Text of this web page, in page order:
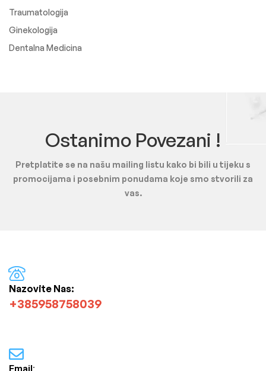
Traumatologija
Ginekologija
Dentalna Medicina
Ostanimo Povezani !
Pretplatite se na našu mailing listu kako bi bili u tijeku s
promocijama i posebnim ponudama koje smo stvorili za
vas.
Nazovite Nas:
+385958758039